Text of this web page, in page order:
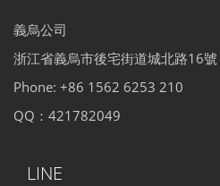
義烏公司
浙江省義烏市後宅街道城北路16號
Phone: +86 1562 6253 210
QQ：421782049
LINE